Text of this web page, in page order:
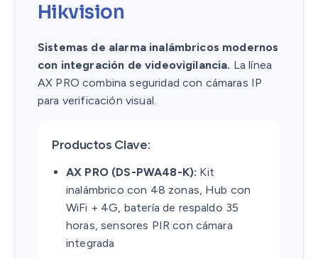
Hikvision
Sistemas de alarma inalámbricos modernos
con integración de videovigilancia. La línea
AX PRO combina seguridad con cámaras IP
para verificación visual.
Productos Clave:
AX PRO (DS-PWA48-K): Kit
inalámbrico con 48 zonas, Hub con
WiFi + 4G, batería de respaldo 35
horas, sensores PIR con cámara
integrada